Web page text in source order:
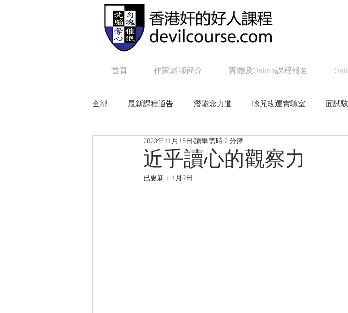
首頁 作家老師簡介 實體及Online課程報名
全部 最新課程通告 潛能念力道 唸咒改運實驗室 面試
毒辣NLP 追女帝皇學
近乎讀心的觀察力
2023年11月15日 讀畢需時 2 分鐘
已更新： 1月9日